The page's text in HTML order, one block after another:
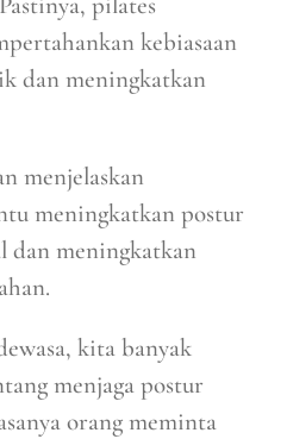
kebiasaan
dan meningkatkan
menjelaskan
meningkatkan postur
dan meningkatkan
kita banyak
menjaga postur
orang meminta